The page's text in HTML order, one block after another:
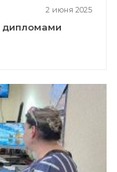
2 июня 2025
дипломами